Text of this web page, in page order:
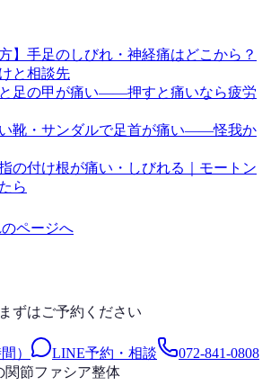
方】手足のしびれ・神経痛はどこから？
と相談先
と足の甲が痛い——押すと痛いなら疲労
い靴・サンダルで足首が痛い——怪我か
の付け根が痛い・しびれる｜モートン
ら
ページへ
ずはご予約ください
） LINE予約・相談
072-841-0808
関節ファシア整体